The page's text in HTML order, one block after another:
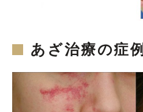
あざ治療の症例